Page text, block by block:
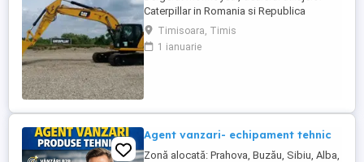
Caterpillar in Romania si Republica
Moldova, angajeaza Reprezentant Vanzari
Service si Piese de Schimb, pentru divizia
de utilaje. Cerinte: Studii superioare în
Timisoara, Timis
1 ianuarie
Agent vanzari- echipament tehnic
Zonă alocată: Prahova, Buzău, Sibiu, Alba,